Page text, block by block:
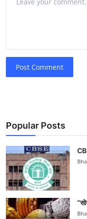
Post Comment
Popular Posts